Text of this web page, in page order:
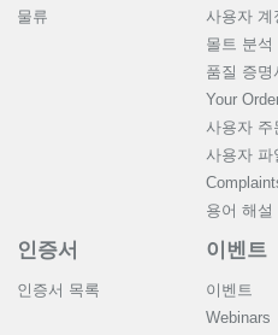
물류
사용자 계
몰트 분석
품질 증명
Your
사용자 주
사용자 파
용어 해설
인증서
인증서 목록
이벤트
이벤트
Webinars